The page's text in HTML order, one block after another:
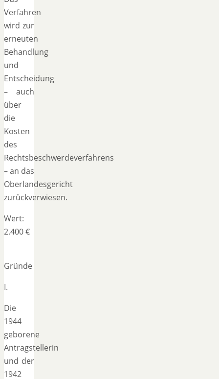
Verfahren
wird zur
erneuten
Behandlung
und
Entscheidung
– auch
über
die
Kosten
des
Rechtsbeschwerdeverfahrens
– an das
Oberlandesgericht
zurückverwiesen.
Wert:
2.400 €
Gründe
I.
Die
1944
geborene
Antragstellerin
und der
1942